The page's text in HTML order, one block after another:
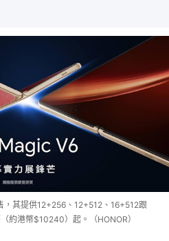
其提供12+256、12+512、16+512跟
約港幣$10240）起。（HONOR）